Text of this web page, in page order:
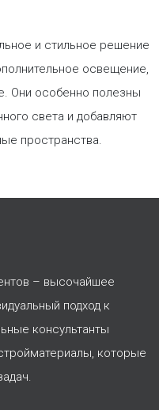
и стильное решение
освещение,
Они особенно полезны
света и добавляют
пространства.
– высочайшее
подход к
консультанты
которые